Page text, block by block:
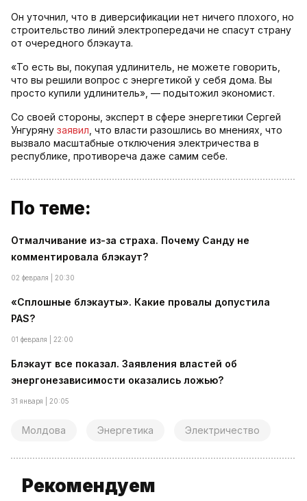
Он уточнил, что в диверсификации нет ничего плохого, но
строительство линий электропередачи не спасут страну
от очередного блэкаута.
«То есть вы, покупая удлинитель, не можете говорить,
что вы решили вопрос с энергетикой у себя дома. Вы
просто купили удлинитель», — подытожил экономист.
Со своей стороны, эксперт в сфере энергетики Сергей
Унгуряну заявил , что власти разошлись во мнениях, что
вызвало масштабные отключения электричества в
республике, противореча даже самим себе.
По теме:
Отмалчивание из-за страха. Почему Санду не
комментировала блэкаут?
02 февраля | 20:30
«Сплошные блэкауты». Какие провалы допустила
PAS?
01 февраля | 22:00
Блэкаут все показал. Заявления властей об
энергонезависимости оказались ложью?
31 января | 20:05
Молдова Энергетика Электричество
Рекомендуем